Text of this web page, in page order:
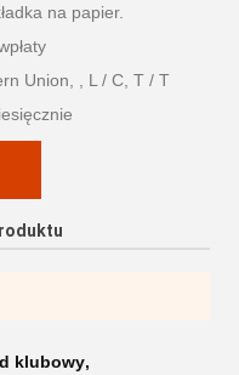
na papier.
Union, , L / C, T / T
klubowy,